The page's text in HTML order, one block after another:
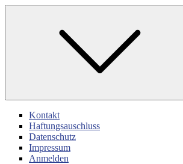
Skip
Kontakt
Haftungsauschluss
Datenschutz
Impressum
Anmelden